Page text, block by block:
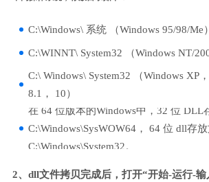
C:\Windows\ 系统 （Windows 95/98/Me）
C:\WINNT\ System32 （Windows NT/
C:\ Windows\ System32 （Windows XP
8.1， 10）
在 64 位版本的Windows中，32 位 DLL
C:\Windows\SysWOW64， 64 位 dll存
C:\Windows\System32。
2、dll文件拷贝完成后，打开“开始-运行-输